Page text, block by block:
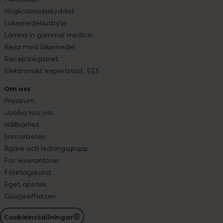
Högkostnadsskyddet
Läkemedelsutbyte
Lämna in gammal medicin
Resa med läkemedel
Receptregistret
Elektroniskt expertstöd, EES
Om oss
Pressrum
Jobba hos oss
Hållbarhet
Samarbeten
Ägare och ledningsgrupp
För leverantörer
Företagskund
Eget apotek
Glädjeeffekten
Cookieinställningar